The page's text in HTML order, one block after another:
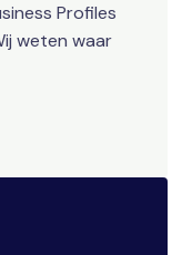
Profiles
weten waar